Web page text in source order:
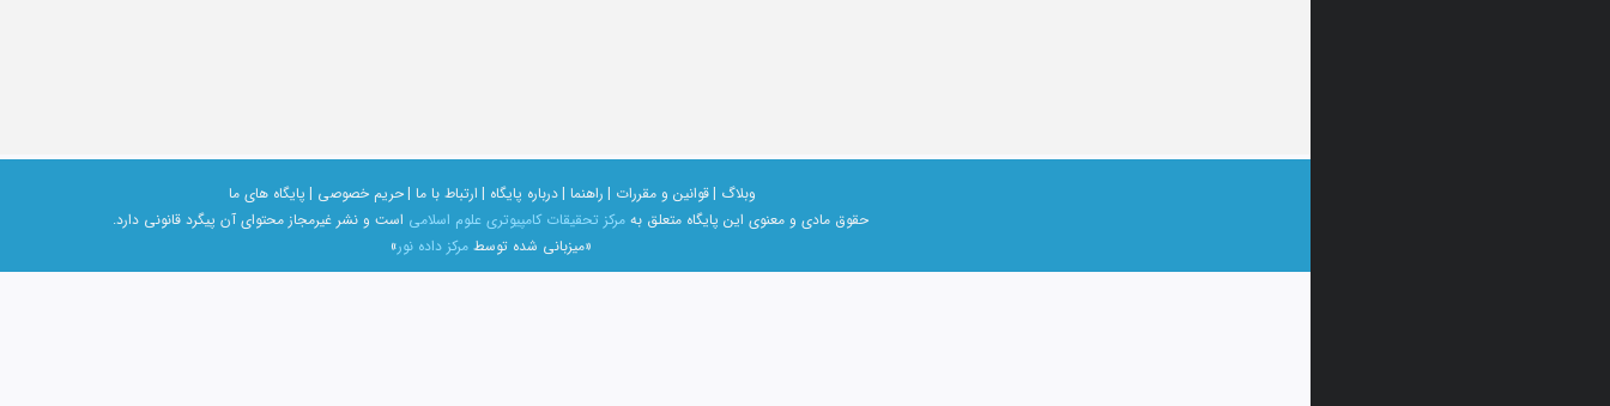
وبلاگ |قوانین و مقررات | راهنما |درباره پایگاه | ارتباط با ما |حریم خصوصی | پایگاه های ما
حقوق مادی و معنوی اين پايگاه متعلق به مرکز تحقیقات کامپیوتری علوم اسلامی است و نشر غیرمجاز محتوای آن پیگرد قانونی دارد.
«میزبانی شده توسطمرکز داده نور»